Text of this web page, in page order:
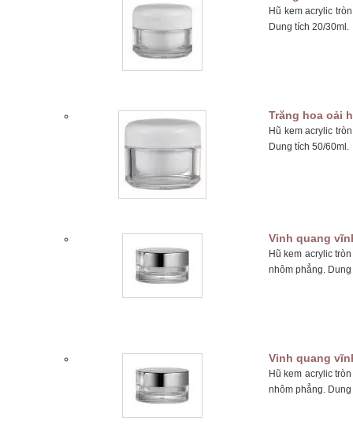
Hũ kem acrylic
Dung tích 20/30ml.
Trăng hoa oải
Hũ kem acrylic
Dung tích 50/60ml.
Vinh quang
Hũ kem acrylic
nhôm phẳng.
Vinh quang
Hũ kem acrylic
nhôm phẳng.